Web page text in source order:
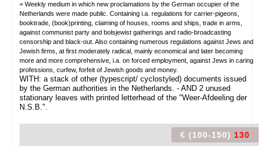
= Weekly medium in which new proclamations by the German occupier of the
Netherlands were made public. Containing i.a. regulations for carrier-pigeons,
booktrade, (book)printing, claiming of houses, rooms and ships, trade in arms,
against communist party and bolsjewist gatherings and radio-broadcasting
censorship and black-out. Also containing numerous regulations against Jews and
Jewish firms, at first moderately radical, mainly economical and later becoming
more and more comprehensive, i.a. on forced employment, against Jews in caring
professions, curfew, forfeit of Jewish goods and money.
WITH: a stack of other (typescript/ cyclostyled) documents issued
by the German authorities in the Netherlands. - AND 2 unused
stationary leaves with printed letterhead of the "Weer-Afdeeling der
N.S.B.".
€ (100-150) 130